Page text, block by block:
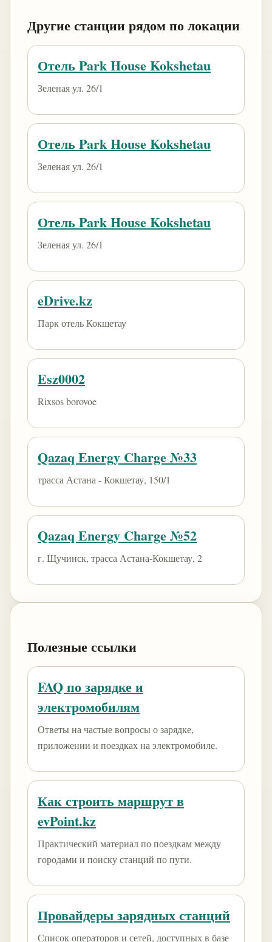
Другие станции рядом по локации
Отель Park House Kokshetau
Зеленая ул. 26/1
Отель Park House Kokshetau
Зеленая ул. 26/1
Отель Park House Kokshetau
Зеленая ул. 26/1
eDrive.kz
Парк отель Кокшетау
Esz0002
Rixsos borovoe
Qazaq Energy Charge №33
трасса Астана - Кокшетау, 150/1
Qazaq Energy Charge №52
г. Щучинск, трасса Астана-Кокшетау, 2
Полезные ссылки
FAQ по зарядке и
электромобилям
Ответы на частые вопросы о зарядке,
приложении и поездках на электромобиле.
Как строить маршрут в
evPoint.kz
Практический материал по поездкам между
городами и поиску станций по пути.
Провайдеры зарядных станций
Список операторов и сетей, доступных в базе